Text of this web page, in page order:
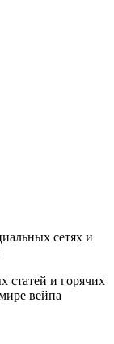
сетях и
статей и горячих
вейпа